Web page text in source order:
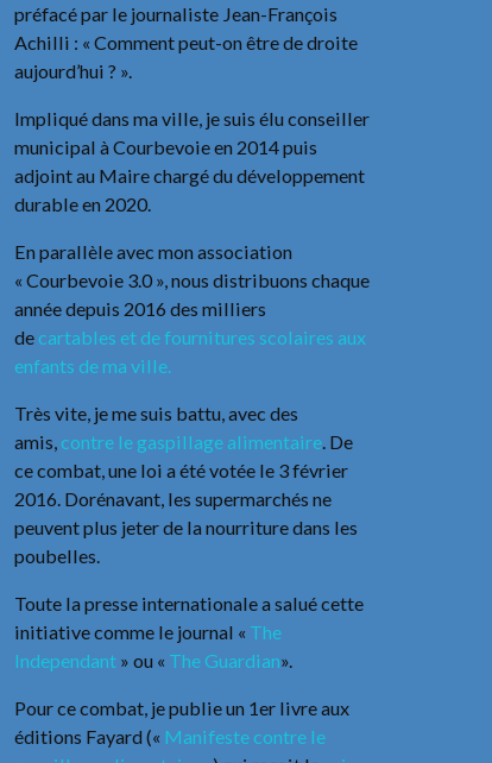
préfacé par le journaliste Jean-François
Achilli : « Comment peut-on être de droite
aujourd’hui ? ».
Impliqué dans ma ville, je suis élu conseiller
municipal à Courbevoie en 2014 puis
adjoint au Maire chargé du développement
durable en 2020.
En parallèle avec mon association
« Courbevoie 3.0 », nous distribuons chaque
année depuis 2016 des milliers
de cartables et de fournitures scolaires aux
enfants de ma ville.
Très vite, je me suis battu, avec des
amis, contre le gaspillage alimentaire. De
ce combat, une loi a été votée le 3 février
2016. Dorénavant, les supermarchés ne
peuvent plus jeter de la nourriture dans les
poubelles.
Toute la presse internationale a salué cette
initiative comme le journal « The
Independant » ou « The Guardian».
Pour ce combat, je publie un 1er livre aux
éditions Fayard (« Manifeste contre le